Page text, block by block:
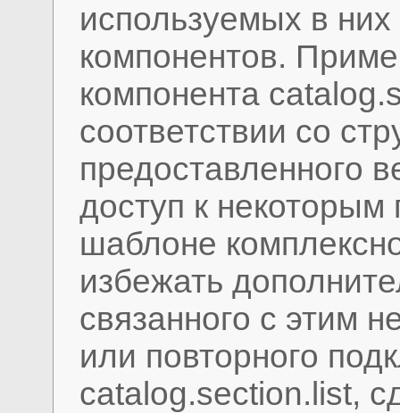
используемых в
компонентов.
компонента
соответствии со
предоставленного
доступ к
шаблоне
избежать
связанного с этим
или повторного
catalog.section.list,